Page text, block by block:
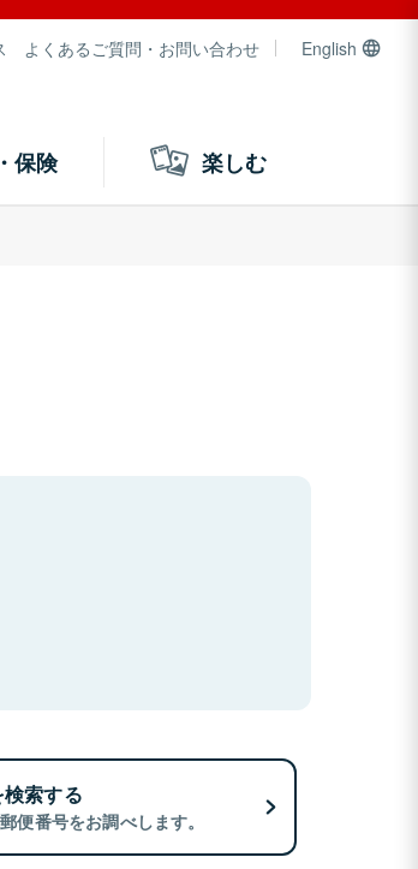
よくあるご質問・お問い合わせ English
保険 楽しむ
索する
便番号をお調べします。